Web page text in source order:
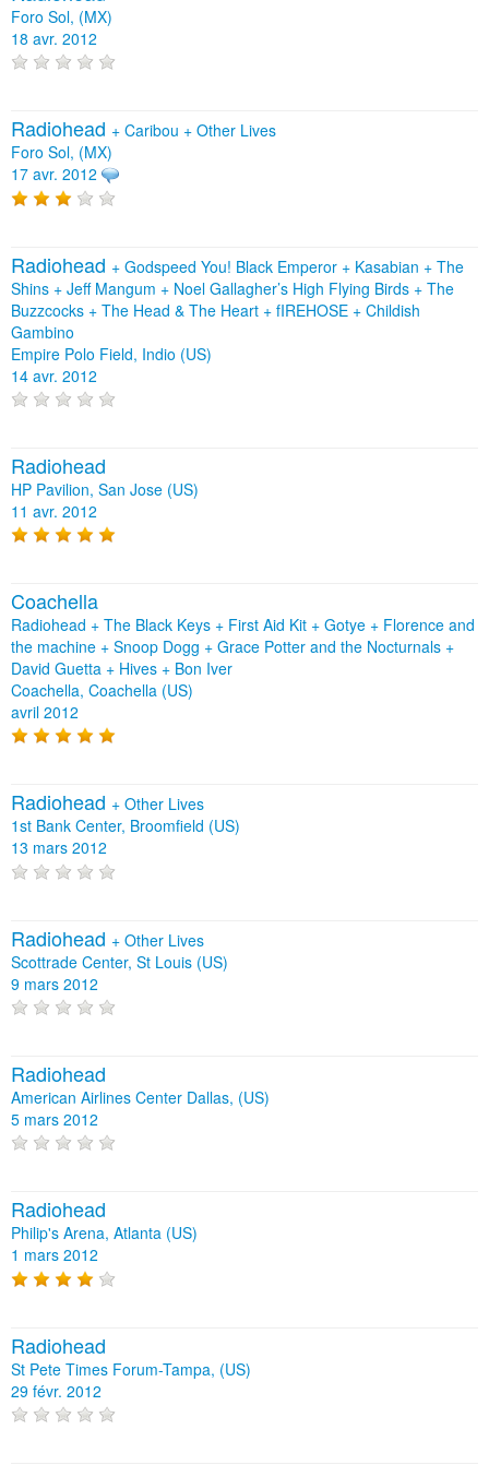
Foro Sol, (MX)
18 avr. 2012
Radiohead + Caribou + Other Lives
Foro Sol, (MX)
17 avr. 2012
Radiohead + Godspeed You! Black Emperor + Kasabian + The
Shins + Jeff Mangum + Noel Gallagher’s High Flying Birds + The
Buzzcocks + The Head & The Heart + fIREHOSE + Childish
Gambino
Empire Polo Field, Indio (US)
14 avr. 2012
Radiohead
HP Pavilion, San Jose (US)
11 avr. 2012
Coachella
Radiohead + The Black Keys + First Aid Kit + Gotye + Florence and
the machine + Snoop Dogg + Grace Potter and the Nocturnals +
David Guetta + Hives + Bon Iver
Coachella, Coachella (US)
avril 2012
Radiohead + Other Lives
1st Bank Center, Broomfield (US)
13 mars 2012
Radiohead + Other Lives
Scottrade Center, St Louis (US)
9 mars 2012
Radiohead
American Airlines Center Dallas, (US)
5 mars 2012
Radiohead
Philip's Arena, Atlanta (US)
1 mars 2012
Radiohead
St Pete Times Forum-Tampa, (US)
29 févr. 2012